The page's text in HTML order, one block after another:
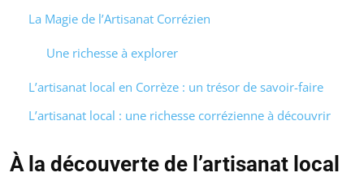
La Magie de l’Artisanat Corrézien
Une richesse à explorer
L’artisanat local en Corrèze : un trésor de savoir-faire
L’artisanat local : une richesse corrézienne à découvrir
À la découverte de l’artisanat local